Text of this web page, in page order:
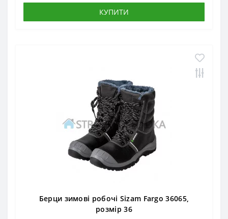
КУПИТИ
Берци зимові робочі Sizam Fargo 36065,
розмір 36